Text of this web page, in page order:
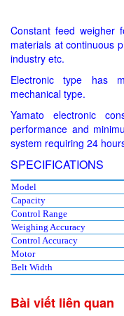
Constant feed weigher
materials at continuous
industry etc.
Electronic type has
mechanical type.
Yamato electronic
performance and
system requiring 24
SPECIFICATIONS
Model
Capacity
Control Range
Weighing Accuracy
Control Accuracy
Motor
Belt Width
Bài viết liên quan